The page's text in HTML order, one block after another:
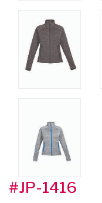
#JP-1416